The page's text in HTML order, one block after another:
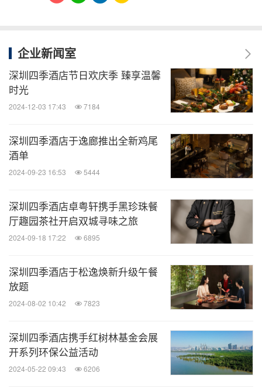
企业新闻室
深圳四季酒店节日欢庆季 臻享温馨
时光
2024-12-03 17:43 7184
深圳四季酒店于逸廊推出全新鸡尾
酒单
2024-09-23 16:53 5444
深圳四季酒店卓粤轩携手黑珍珠餐
厅趣园茶社开启双城寻味之旅
2024-09-18 17:22 6895
深圳四季酒店于松逸焕新升级午餐
放题
2024-08-02 10:42 7823
深圳四季酒店携手红树林基金会展
开系列环保公益活动
2024-05-22 09:43 6206